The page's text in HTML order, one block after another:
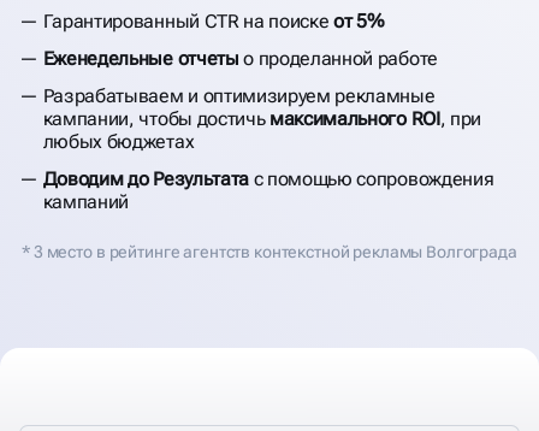
Гарантированный CTR на поискеот 5%
Еженедельные отчеты о проделанной работе
Разрабатываем и оптимизируем рекламные
кампании, чтобы достичь максимального ROI, при
любых бюджетах
Доводим до Результатас помощью сопровождения
кампаний
* 3 место в рейтинге агентств контекстной рекламы Волгограда